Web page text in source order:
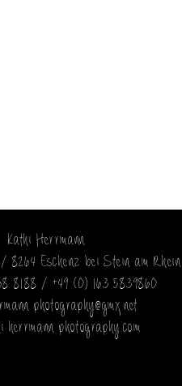
Kathi Herrmann
8264 Eschenz bei Stein am Rhein
8188 / +49 (0) 163 5839860
photography@gmx.net
herrmann-photography.com